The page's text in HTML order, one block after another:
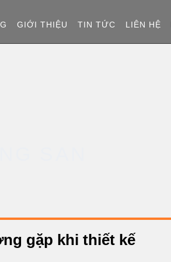
GIỚI THIỆU TIN TỨC LIÊN HỆ
SAN
gặp khi thiết kế